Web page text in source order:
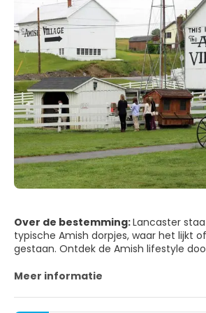
Over de bestemming:Lancaster
typische Amish dorpjes, waar het lijkt
gestaan. Ontdek de Amish lifestyle
Amish boerderij uit 1840. Klim op een
je op zoek naar souvenirs: keramiek,
Meer informatie